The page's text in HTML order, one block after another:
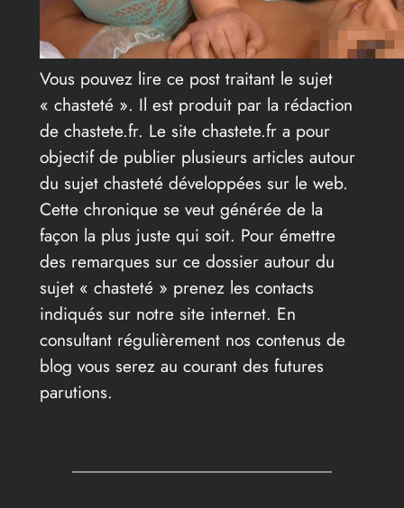
Vous pouvez lire ce post traitant le sujet
« chasteté ». Il est produit par la rédaction
de chastete.fr. Le site chastete.fr a pour
objectif de publier plusieurs articles autour
du sujet chasteté développées sur le web.
Cette chronique se veut générée de la
façon la plus juste qui soit. Pour émettre
des remarques sur ce dossier autour du
sujet « chasteté » prenez les contacts
indiqués sur notre site internet. En
consultant régulièrement nos contenus de
blog vous serez au courant des futures
parutions.